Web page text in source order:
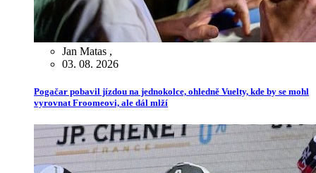
Jan Matas ,
03. 08. 2026
Pogačar pobavil jízdou na jednokolce, ohledně Vuelty, kde by se mohl
vyrovnat Froomeovi, ale dál mlží